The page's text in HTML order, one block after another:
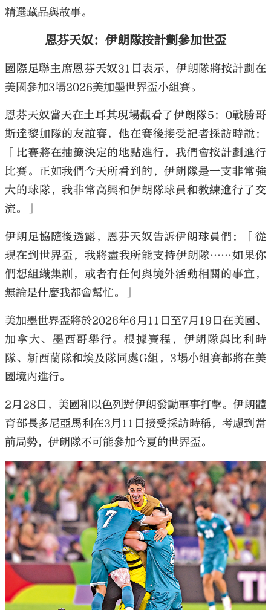
精選藏品與故事。
恩芬天奴：伊朗隊按計劃參加世盃
國際足聯主席恩芬天奴31日表示，伊朗隊將按計劃在
美國參加3場2026美加墨世界盃小組賽。
恩芬天奴當天在土耳其現場觀看了伊朗隊5：0戰勝哥
斯達黎加隊的友誼賽，他在賽後接受記者採訪時說：
「比賽將在抽籤決定的地點進行，我們會按計劃進行
比賽。正如我們今天所看到的，伊朗隊是一支非常強
大的球隊，我非常高興和伊朗隊球員和教練進行了交
流。」
伊朗足協隨後透露，恩芬天奴告訴伊朗球員們：「從
現在到世界盃，我將盡我所能支持伊朗隊……如果你
們想組織集訓，或者有任何與境外活動相關的事宜，
無論是什麼我都會幫忙。」
美加墨世界盃將於2026年6月11日至7月19日在美國、
加拿大、墨西哥舉行。根據賽程，伊朗隊與比利時
隊、新西蘭隊和埃及隊同處G組，3場小組賽都將在美
國境內進行。
2月28日，美國和以色列對伊朗發動軍事打擊。伊朗體
育部長多尼亞馬利在3月11日接受採訪時稱，考慮到當
前局勢，伊朗隊不可能參加今夏的世界盃。